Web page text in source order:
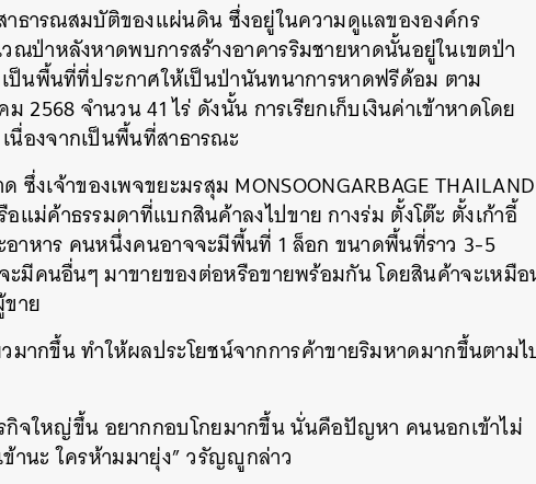
ธารณสมบัติของแผ่นดิน ซึ่งอยู่ในความดูแลขององค์กร
ป่าหลังหาดพบการสร้างอาคารริมชายหาดนั้นอยู่ในเขตป่า
ป็นพื้นที่ที่ประกาศให้เป็นป่านันทนาการหาดฟรีด้อม ตาม
2568 จำนวน 41 ไร่ ดังนั้น การเรียกเก็บเงินค่าเข้าหาดโดย
นื่องจากเป็นพื้นที่สาธารณะ
เจ้าของเพจขยะมรสุม MONSOONGARBAGE THAILAND
แม่ค้าธรรมดาที่แบกสินค้าลงไปขาย กางร่ม ตั้งโต๊ะ ตั้งเก้าอี้
าหาร คนหนึ่งคนอาจจะมีพื้นที่ 1 ล็อก ขนาดพื้นที่ราว 3-5
ะมีคนอื่นๆ มาขายของต่อหรือขายพร้อมกัน โดยสินค้าจะเหมื
าย
ากขึ้น ทำให้ผลประโยชน์จากการค้าขายริมหาดมากขึ้นตามไ
กิจใหญ่ขึ้น อยากกอบโกยมากขึ้น นั่นคือปัญหา คนนอกเข้าไม่
านะ ใครห้ามมายุ่ง” วรัญญูกล่าว